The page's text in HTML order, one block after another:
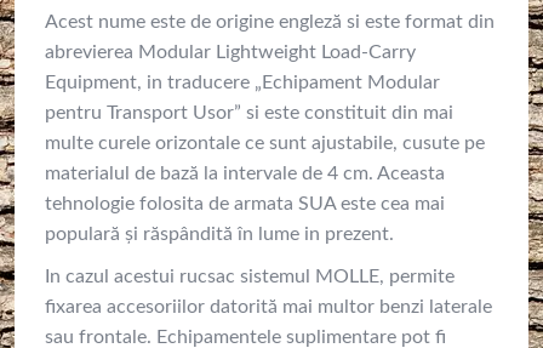
Acest nume este de origine engleză si este format din
abrevierea Modular Lightweight Load-Carry
Equipment, in traducere „Echipament Modular
pentru Transport Usor” si este constituit din mai
multe curele orizontale ce sunt ajustabile, cusute pe
materialul de bază la intervale de 4 cm. Aceasta
tehnologie folosita de armata SUA este cea mai
populară și răspândită în lume in prezent.
In cazul acestui rucsac sistemul MOLLE, permite
fixarea accesoriilor datorită mai multor benzi laterale
sau frontale. Echipamentele suplimentare pot fi